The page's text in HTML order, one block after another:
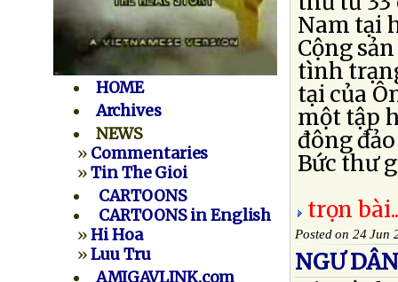
HOME
Archives
NEWS
» Commentaries
»Tin The Gioi
CARTOONS
CARTOONS in English
»Hi Hoa
»Luu Tru
AMIGAVLINK.com
Nam tại
Cộng
tình
tại của
một tập
đông
Bức thư
trọn
Posted on 24 Jun
NGƯ